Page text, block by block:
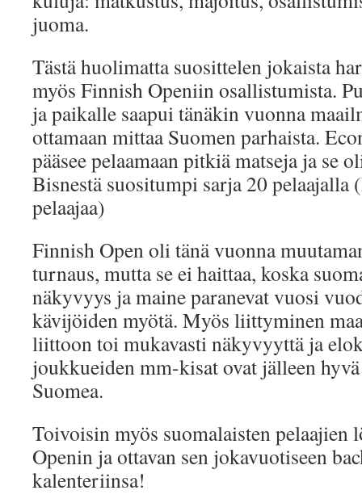
juoma.
Tästä huolimatta suosittelen jokaista
myös Finnish Openiin osallistumista.
ja paikalle saapui tänäkin vuonna
ottamaan mittaa Suomen parhaista.
pääsee pelaamaan pitkiä matseja ja se
Bisnestä suositumpi sarja 20 pelaajalla
pelaajaa)
Finnish Open oli tänä vuonna
turnaus, mutta se ei haittaa, koska
näkyvyys ja maine paranevat vuosi
kävijöiden myötä. Myös liittyminen
liittoon toi mukavasti näkyvyyttä ja
joukkueiden mm-kisat ovat jälleen
Suomea.
Toivoisin myös suomalaisten pelaajien
Openin ja ottavan sen jokavuotiseen
kalenteriinsa!